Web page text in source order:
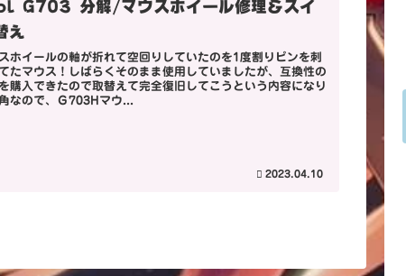
G703 分解/マウスホイール修理＆スイ
え
ホイールの軸が折れて空回りしていたのを1度割りピンを刺
たマウス！しばらくそのまま使用していましたが、互換性の
購入できたので取替えて完全復旧してこうという内容になり
なので、Ｇ703Hマウ...
2023.04.10